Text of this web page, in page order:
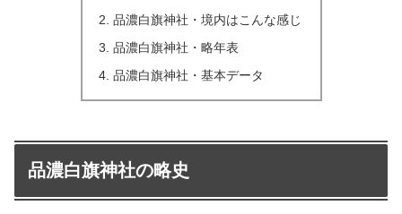
品濃白旗神社・境内はこんな感じ
品濃白旗神社・略年表
品濃白旗神社・基本データ
品濃白旗神社の略史